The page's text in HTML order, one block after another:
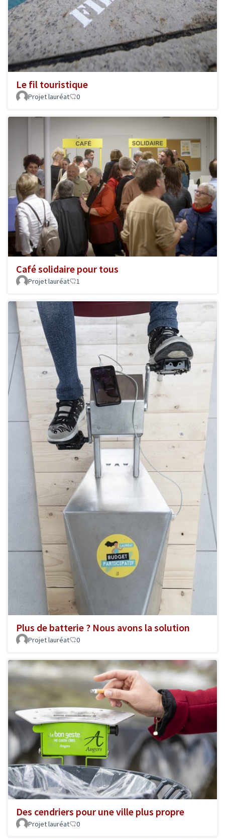
Le fil touristique
Projet lauréat 0
Café solidaire pour tous
Projet lauréat 1
Plus de batterie ? Nous avons la solution
Projet lauréat 0
Des cendriers pour une ville plus propre
Projet lauréat 0